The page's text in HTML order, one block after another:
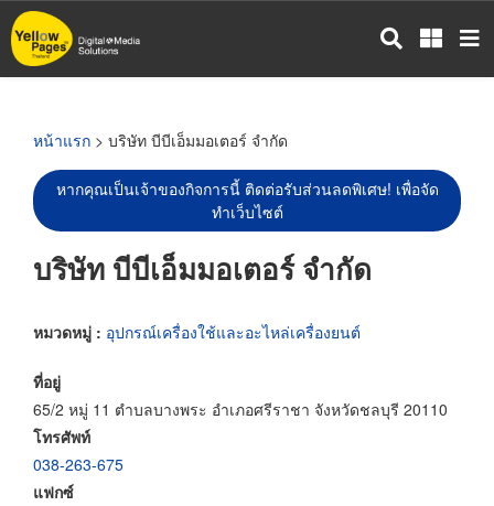
ข้าม
ไป
หน้าแรก > บริษัท บีบีเอ็มมอเตอร์ จำกัด
หากคุณเป็นเจ้าของกิจการนี้ ติดต่อรับส่วนลดพิเศษ! เพื่อจัด
ทำเว็บไซต์
บริษัท บีบีเอ็มมอเตอร์ จำกัด
หมวดหมู่ : อุปกรณ์เครื่องใช้และอะไหล่เครื่องยนต์
ที่อยู่
65/2 หมู่ 11 ตำบลบางพระ อำเภอศรีราชา จังหวัดชลบุรี 20110
โทรศัพท์
038-263-675
แฟกซ์